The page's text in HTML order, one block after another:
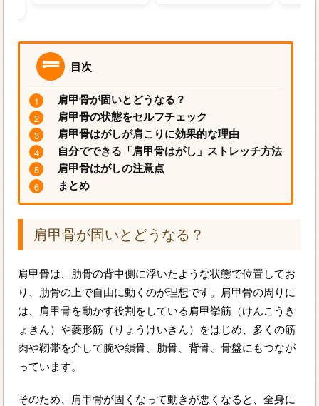
目次
肩甲骨が固いとどうなる？
肩甲骨の状態をセルフチェック
肩甲骨はがしが肩こりに効果的な理由
自分でできる「肩甲骨はがし」ストレッチ方法
肩甲骨はがしの注意点
まとめ
肩甲骨が固いとどうなる？
肩甲骨は、肋骨の背中側に浮いたような状態で位置してお
り、肋骨の上で自由に動くのが理想です。肩甲骨の周りに
は、肩甲骨を動かす役割をしている肩甲挙筋（けんこうき
ょきん）や菱形筋（りょうけいきん）をはじめ、多くの筋
肉や靭帯を介して腕や鎖骨、肋骨、背骨、骨盤にもつなが
っています。
そのため、肩甲骨が固くなって動きが悪くなると、全身に